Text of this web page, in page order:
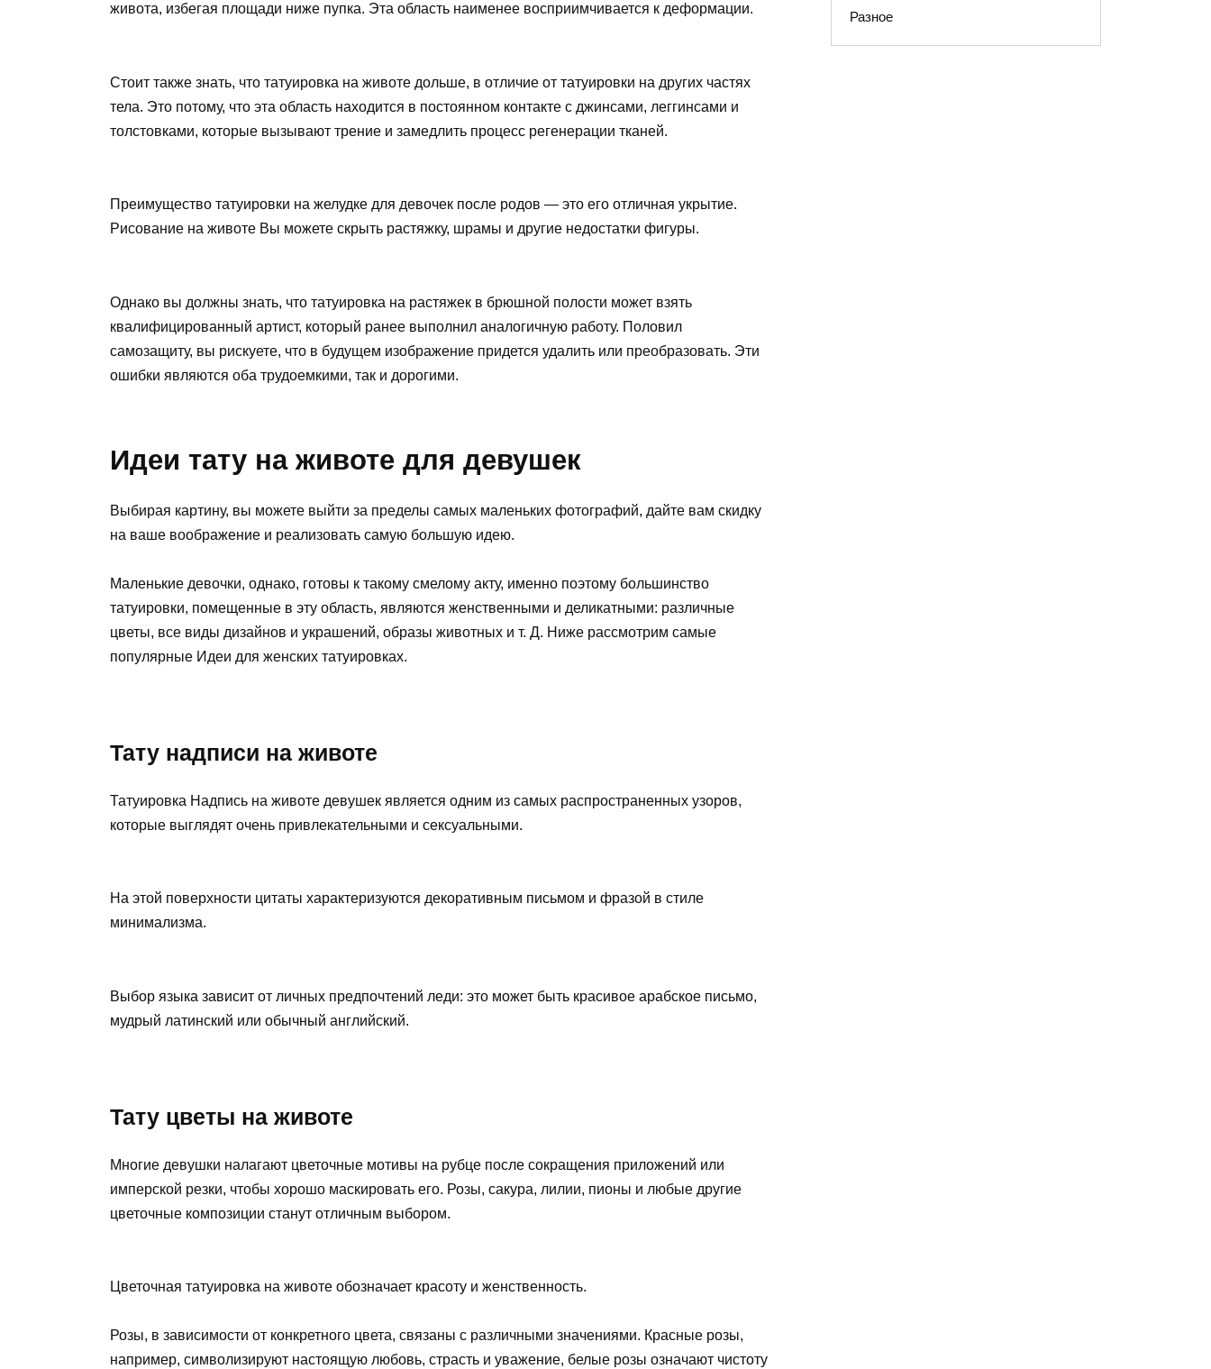
живота, избегая площади ниже пупка. Эта область наименее восприимчивается к деформации.
Стоит также знать, что татуировка на животе дольше, в отличие от татуировки на других частях
тела. Это потому, что эта область находится в постоянном контакте с джинсами, леггинсами и
толстовками, которые вызывают трение и замедлить процесс регенерации тканей.
Преимущество татуировки на желудке для девочек после родов — это его отличная укрытие.
Рисование на животе Вы можете скрыть растяжку, шрамы и другие недостатки фигуры.
Однако вы должны знать, что татуировка на растяжек в брюшной полости может взять
квалифицированный артист, который ранее выполнил аналогичную работу. Половил
самозащиту, вы рискуете, что в будущем изображение придется удалить или преобразовать. Эти
ошибки являются оба трудоемкими, так и дорогими.
Идеи тату на животе для девушек
Выбирая картину, вы можете выйти за пределы самых маленьких фотографий, дайте вам скидку
на ваше воображение и реализовать самую большую идею.
Маленькие девочки, однако, готовы к такому смелому акту, именно поэтому большинство
татуировки, помещенные в эту область, являются женственными и деликатными: различные
цветы, все виды дизайнов и украшений, образы животных и т. Д. Ниже рассмотрим самые
популярные Идеи для женских татуировках.
Тату надписи на животе
Татуировка Надпись на животе девушек является одним из самых распространенных узоров,
которые выглядят очень привлекательными и сексуальными.
На этой поверхности цитаты характеризуются декоративным письмом и фразой в стиле
минимализма.
Выбор языка зависит от личных предпочтений леди: это может быть красивое арабское письмо,
мудрый латинский или обычный английский.
Тату цветы на животе
Многие девушки налагают цветочные мотивы на рубце после сокращения приложений или
имперской резки, чтобы хорошо маскировать его. Розы, сакура, лилии, пионы и любые другие
цветочные композиции станут отличным выбором.
Цветочная татуировка на животе обозначает красоту и женственность.
Розы, в зависимости от конкретного цвета, связаны с различными значениями. Красные розы,
например, символизируют настоящую любовь, страсть и уважение, белые розы означают чистоту
Разное